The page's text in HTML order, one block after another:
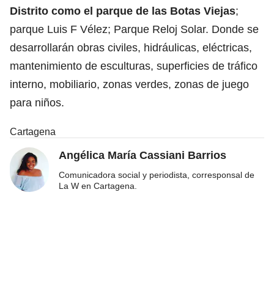
Distrito como el parque de las Botas Viejas;
parque Luis F Vélez; Parque Reloj Solar. Donde se
desarrollarán obras civiles, hidráulicas, eléctricas,
mantenimiento de esculturas, superficies de tráfico
interno, mobiliario, zonas verdes, zonas de juego
para niños.
Cartagena
Angélica María Cassiani Barrios
Comunicadora social y periodista, corresponsal de
La W en Cartagena.